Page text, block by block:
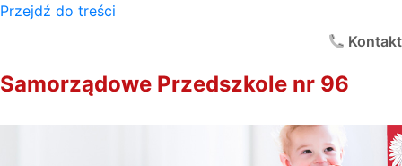
Przejdź do treści
Kontakt
Samorządowe Przedszkole nr 96
×